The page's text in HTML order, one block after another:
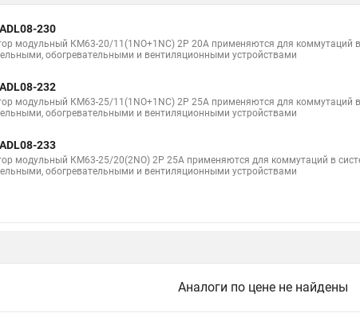
230
модульный КМ63-20/11(1NO+1NC) 2P 20A применяются для коммутаций
обогревательными и вентиляционными устройствами
232
модульный КМ63-25/11(1NO+1NC) 2P 25A применяются для коммутаций
обогревательными и вентиляционными устройствами
233
модульный КМ63-25/20(2NO) 2P 25A применяются для коммутаций в
обогревательными и вентиляционными устройствами
Аналоги по цене не найдены